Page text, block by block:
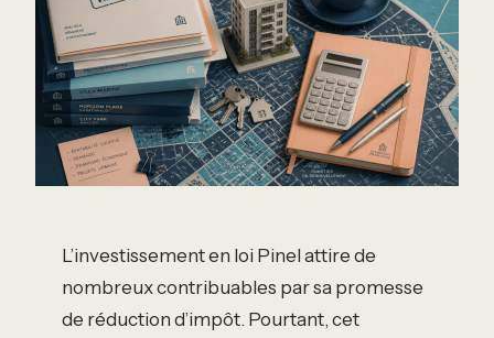
L’investissement en loi Pinel attire de
nombreux contribuables par sa promesse
de réduction d’impôt. Pourtant, cet